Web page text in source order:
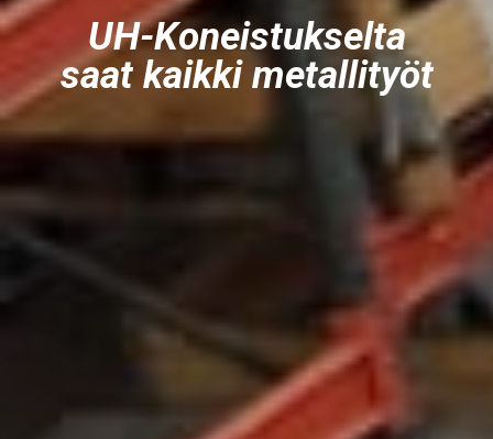
UH-Koneistukselta
saat kaikki metallityöt